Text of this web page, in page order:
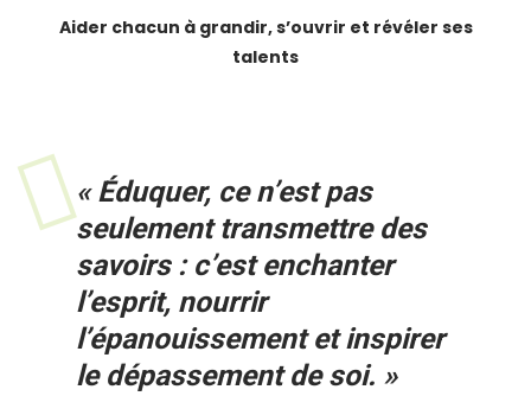
Aider chacun à grandir, s’ouvrir et révéler ses
talents
« Éduquer, ce n’est pas
seulement transmettre des
savoirs : c’est enchanter
l’esprit, nourrir
l’épanouissement et inspirer
le dépassement de soi. »